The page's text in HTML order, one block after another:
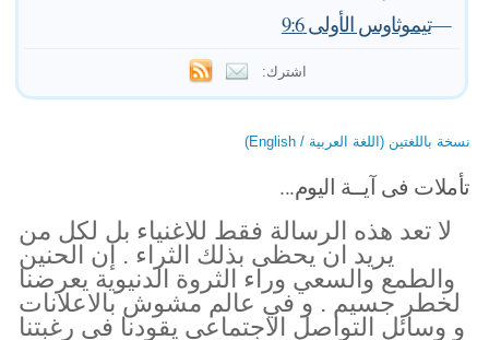
—تيموثاوس الأولى 9:6
اشترك:
نسخة باللغتين (اللغة العربية / English)
تأملات فى آيــة اليوم...
لا تعد هذه الرسالة فقط للاغنياء بل لكل من
يريد ان يحظى بذلك الثراء . إن الحنين
والطمع والسعي وراء الثروة الدنيوية يعرضنا
لخطر جسيم . و في عالم مشوش بالاعلانات
و وسائل التواصل الاجتماعي يقودنا في رغبتنا